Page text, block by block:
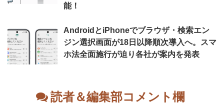
能！
AndroidとiPhoneでブラウザ・検索エン
ジン選択画面が18日以降順次導入へ。スマ
ホ法全面施行が迫り各社が案内を発表
読者＆編集部コメント欄